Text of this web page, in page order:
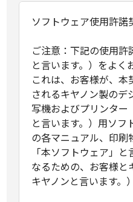
ソフトウェア使用許諾
ご注意：下記の使用
と言います。）をよく
これは、お客様が、
されるキヤノン製の
写機およびプリンター
と言います。）用ソ
の各マニュアル、印刷
「本ソフトウェア」
なるための、お客様と
キヤノンと言います。